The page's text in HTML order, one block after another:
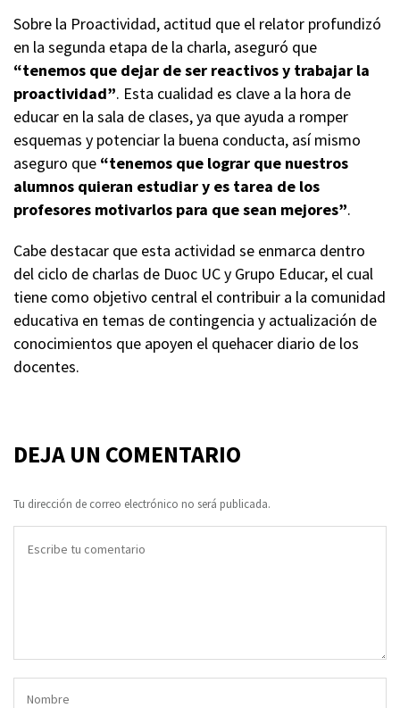
Sobre la Proactividad, actitud que el relator profundizó
en la segunda etapa de la charla, aseguró que
“tenemos que dejar de ser reactivos y trabajar la
proactividad”. Esta cualidad es clave a la hora de
educar en la sala de clases, ya que ayuda a romper
esquemas y potenciar la buena conducta, así mismo
aseguro que “tenemos que lograr que nuestros
alumnos quieran estudiar y es tarea de los
profesores motivarlos para que sean mejores”.
Cabe destacar que esta actividad se enmarca dentro
del ciclo de charlas de Duoc UC y Grupo Educar, el cual
tiene como objetivo central el contribuir a la comunidad
educativa en temas de contingencia y actualización de
conocimientos que apoyen el quehacer diario de los
docentes.
DEJA UN COMENTARIO
Tu dirección de correo electrónico no será publicada.